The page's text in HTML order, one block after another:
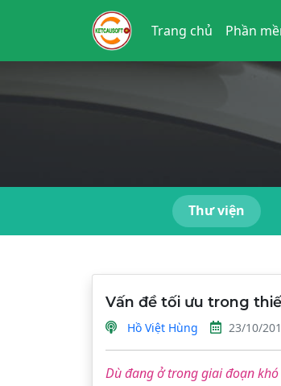
Trang chủ Phần
Thư viện
Vấn đề tối ưu trong
Hồ Việt Hùng 23/10/
Dù đang ở trong giai đoạn